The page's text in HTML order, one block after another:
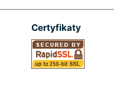
Certyfikaty